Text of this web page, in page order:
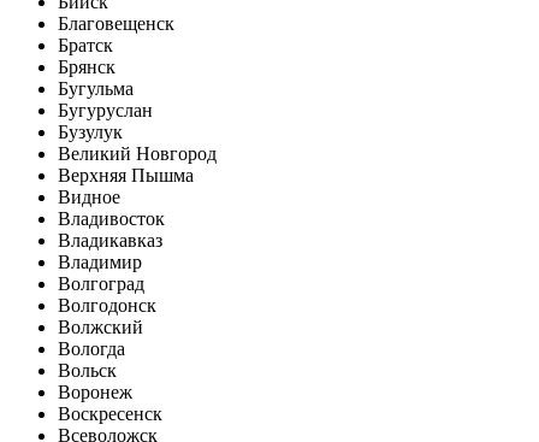
Благовещенск
Братск
Брянск
Бугульма
Бугуруслан
Бузулук
Великий Новгород
Верхняя Пышма
Видное
Владивосток
Владикавказ
Владимир
Волгоград
Волгодонск
Волжский
Вологда
Вольск
Воронеж
Воскресенск
Всеволожск